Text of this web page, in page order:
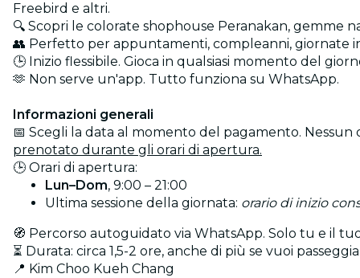
Freebird e altri.
🔍 Scopri le colorate shophouse Peranakan, gemme
👥 Perfetto per appuntamenti, compleanni, giornate
🕒 Inizio flessibile. Gioca in qualsiasi momento del
🫶 Non serve un'app. Tutto funziona su WhatsApp.
Informazioni generali
📅 Scegli la data al momento del pagamento. Nessun
prenotato durante gli orari di apertura.
🕒 Orari di apertura:
Lun–Dom, 9:00 – 21:00
Ultima sessione della giornata: orario di inizio
🧭 Percorso autoguidato via WhatsApp. Solo tu e il
⏳ Durata: circa 1,5-2 ore, anche di più se vuoi
📍 Kim Choo Kueh Chang